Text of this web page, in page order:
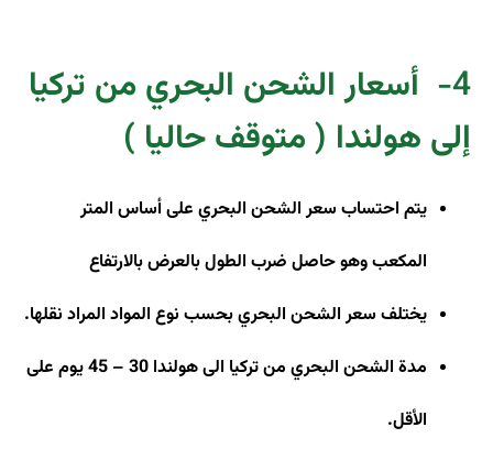
4-
أسعار الشحن البحري من تركيا
إلى هولندا ( متوقف حاليا )
يتم احتساب سعر الشحن البحري على أساس المتر
المكعب وهو حاصل ضرب الطول بالعرض بالارتفاع
يختلف سعر الشحن البحري بحسب نوع المواد المراد نقلها.
مدة الشحن البحري من تركيا الى هولندا 30 – 45 يوم على
الأقل.